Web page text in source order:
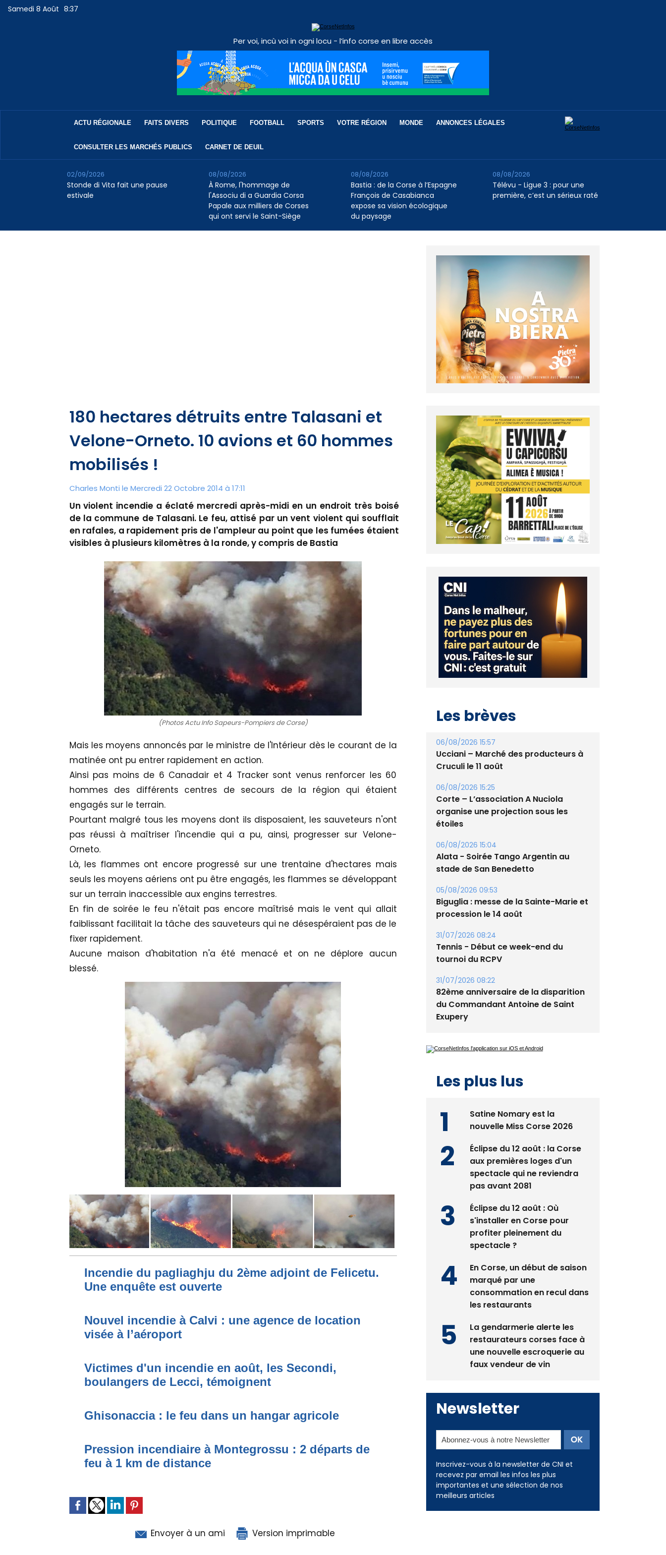
Samedi 8 Août 8:37
Per voi, incù voi in ogni locu - l’info corse en libre accès
ACTU RÉGIONALE FAITS DIVERS POLITIQUE FOOTBALL SPORTS VOTRE RÉGION MONDE ANNONCES LÉGALES
CONSULTER LES MARCHÉS PUBLICS CARNET DE DEUIL
Stonde di Vita fait une pause
estivale
02/09/2026
À Rome, l'hommage de
l'Associu di a Guardia Corsa
Papale aux milliers de Corses
qui ont servi le Saint-Siège
08/08/2026
Bastia : de la Corse à l’Espagne
François de Casabianca
expose sa vision écologique
du paysage
08/08/2026
Télévu - Ligue 3 : pour une
première, c’est un sérieux raté
08/08/2026
180 hectares détruits entre Talasani et
Velone-Orneto. 10 avions et 60 hommes
mobilisés !
Charles Monti le Mercredi 22 Octobre 2014 à 17:11
Un violent incendie a éclaté mercredi après-midi en un endroit très boisé
de la commune de Talasani. Le feu, attisé par un vent violent qui soufflait
en rafales, a rapidement pris de l'ampleur au point que les fumées étaient
visibles à plusieurs kilomètres à la ronde, y compris de Bastia
(Photos Actu Info Sapeurs-Pompiers de Corse)
Mais les moyens annoncés par le ministre de l'Intérieur dès le courant de la
matinée ont pu entrer rapidement en action.
Ainsi pas moins de 6 Canadair et 4 Tracker sont venus renforcer les 60
hommes des différents centres de secours de la région qui étaient
engagés sur le terrain.
Pourtant malgré tous les moyens dont ils disposaient, les sauveteurs n'ont
pas réussi à maîtriser l'incendie qui a pu, ainsi, progresser sur Velone-
Orneto.
Là, les flammes ont encore progressé sur une trentaine d'hectares mais
seuls les moyens aériens ont pu être engagés, les flammes se développant
sur un terrain inaccessible aux engins terrestres.
En fin de soirée le feu n'était pas encore maîtrisé mais le vent qui allait
faiblissant facilitait la tâche des sauveteurs qui ne désespéraient pas de le
fixer rapidement.
Aucune maison d'habitation n'a été menacé et on ne déplore aucun
blessé.
Incendie du pagliaghju du 2ème adjoint de Felicetu.
Une enquête est ouverte
Nouvel incendie à Calvi : une agence de location
visée à l’aéroport
Victimes d'un incendie en août, les Secondi,
boulangers de Lecci, témoignent
Ghisonaccia : le feu dans un hangar agricole
Pression incendiaire à Montegrossu : 2 départs de
feu à 1 km de distance
Envoyer à un ami Version imprimable
Les brèves
06/08/2026 15:57
Ucciani – Marché des producteurs à
Cruculi le 11 août
06/08/2026 15:25
Corte – L’association A Nuciola
organise une projection sous les
étoiles
06/08/2026 15:04
Alata - Soirée Tango Argentin au
stade de San Benedetto
05/08/2026 09:53
Biguglia : messe de la Sainte-Marie et
procession le 14 août
31/07/2026 08:24
Tennis - Début ce week-end du
tournoi du RCPV
31/07/2026 08:22
82ème anniversaire de la disparition
du Commandant Antoine de Saint
Exupery
Les plus lus
Satine Nomary est la
nouvelle Miss Corse 2026
Éclipse du 12 août : la Corse
aux premières loges d'un
spectacle qui ne reviendra
pas avant 2081
Éclipse du 12 août : Où
s'installer en Corse pour
profiter pleinement du
spectacle ?
En Corse, un début de saison
marqué par une
consommation en recul dans
les restaurants
La gendarmerie alerte les
restaurateurs corses face à
une nouvelle escroquerie au
faux vendeur de vin
Newsletter
Inscrivez-vous à la newsletter de CNI et
recevez par email les infos les plus
importantes et une sélection de nos
meilleurs articles